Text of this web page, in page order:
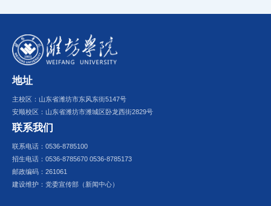
地址
主校区：山东省潍坊市东风东街5147号
安顺校区：山东省潍坊市潍城区卧龙西街2829号
联系我们
联系电话：0536-8785100
招生电话：0536-8785670 0536-8785173
邮政编码：261061
建设维护：党委宣传部（新闻中心）